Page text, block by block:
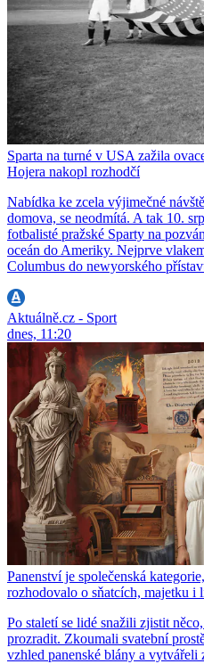
Sparta na turné v USA zažila
Hojera nakopl rozhodčí
Nabídka ke zcela výjimečné
domova, se neodmítá. A tak 10.
fotbalisté pražské Sparty na
oceán do Ameriky. Nejprve
Columbus do newyorského
Aktuálně.cz - Sport
dnes, 11:20
Panenství je společenská
rozhodovalo o sňatcích, majetku i
Po staletí se lidé snažili zjistit
prozradit. Zkoumali svatební
vzhled panenské blány a vytvářeli